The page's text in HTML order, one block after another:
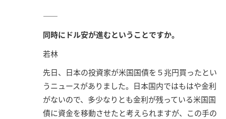
――
同時にドル安が進むということですか。
若林
先日、日本の投資家が米国国債を５兆円買ったとい
うニュースがありました。日本国内ではもはや金利
がないので、多少なりとも金利が残っている米国国
債に資金を移動させたと考えられますが、この手の